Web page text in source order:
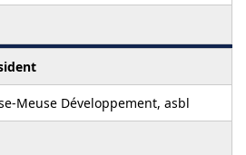
Meuse Développement, asbl